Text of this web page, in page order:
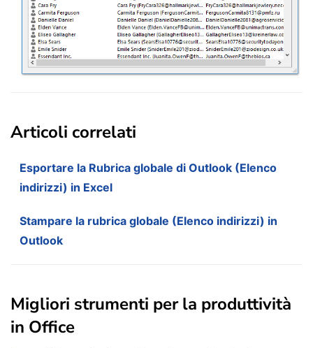
Articoli correlati
Esportare la Rubrica globale di Outlook (Elenco
indirizzi) in Excel
Stampare la rubrica globale (Elenco indirizzi) in
Outlook
Migliori strumenti per la produttività
in Office